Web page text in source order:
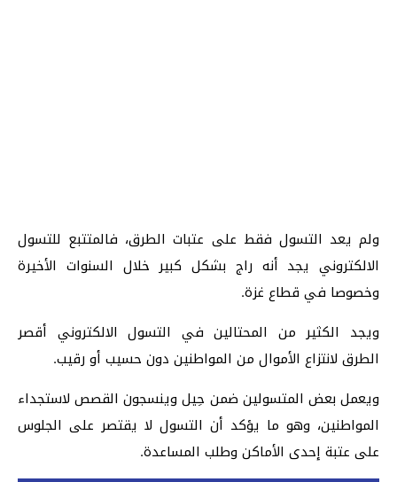
ولم يعد التسول فقط على عتبات الطرق، فالمتتبع للتسول
الالكتروني يجد أنه راج بشكل كبير خلال السنوات الأخيرة
وخصوصا في قطاع غزة.
ويجد الكثير من المحتالين في التسول الالكتروني أقصر
الطرق لانتزاع الأموال من المواطنين دون حسيب أو رقيب.
ويعمل بعض المتسولين ضمن حِيل وينسجون القصص لاستجداء
المواطنين، وهو ما يؤكد أن التسول لا يقتصر على الجلوس
على عتبة إحدى الأماكن وطلب المساعدة.